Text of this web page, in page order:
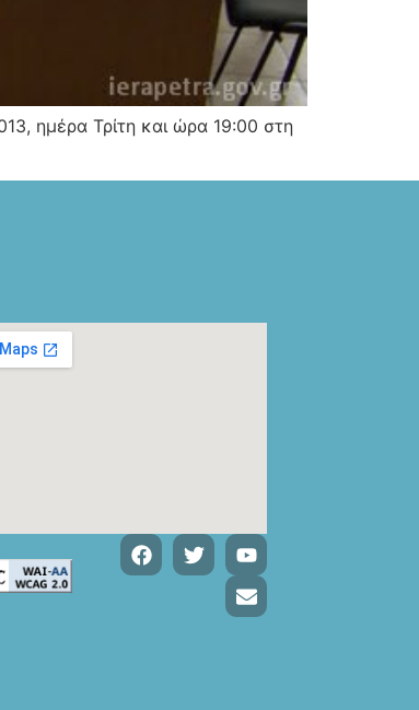
ημέρα Τρίτη και ώρα 19:00 στη